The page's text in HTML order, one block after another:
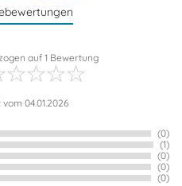
auf1 Bewertung
04.01.2026
(0)
(1)
(0)
(0)
(0)